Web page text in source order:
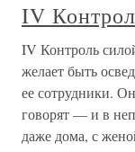
IV
IV Контроль
желает быть
ее сотрудники.
говорят — и в
даже дома, с